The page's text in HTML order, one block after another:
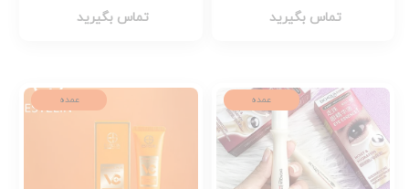
تماس بگیرید
تماس بگیرید
عمده عمده